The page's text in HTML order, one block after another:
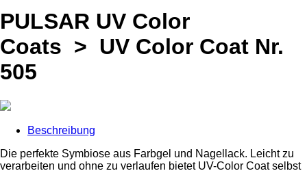
PULSAR UV Color
Coats > UV Color Coat Nr.
505
Beschreibung
Die perfekte Symbiose aus Farbgel und Nagellack. Leicht zu
verarbeiten und ohne zu verlaufen bietet UV-Color Coat selbst